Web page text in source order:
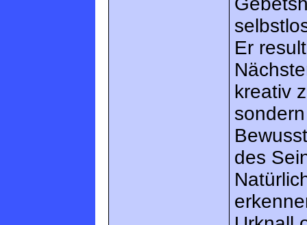
Er
kreativ
des